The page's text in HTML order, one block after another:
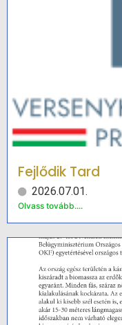
Fejlődik Tard
2026.07.01.
Olvass tovább....